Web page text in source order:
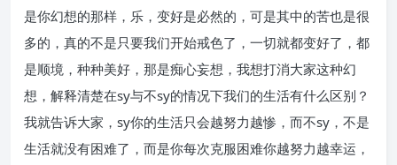
是你幻想的那样，乐，变好是必然的，可是其中的苦也是很
多的，真的不是只要我们开始戒色了，一切就都变好了，都
是顺境，种种美好，那是痴心妄想，我想打消大家这种幻
想，解释清楚在sy与不sy的情况下我们的生活有什么区别？
我就告诉大家，sy你的生活只会越努力越惨，而不sy，不是
生活就没有困难了，而是你每次克服困难你越努力越幸运，